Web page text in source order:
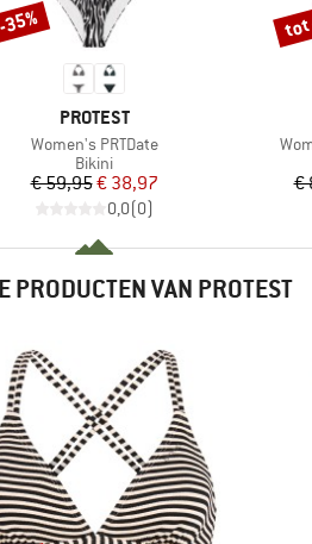
MERK
PROTEST
Artikel
Women's PRTDate
Productgroep
Bikini
Prijs
€ 59,95Verlaagde prijs
€ 38,97
0,0(0)
€
tot
PRODUCTEN VAN PROTEST